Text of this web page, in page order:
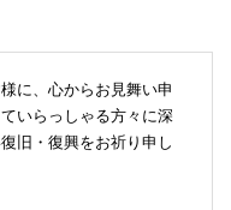
に、心からお見舞い申
いらっしゃる方々に深
旧・復興をお祈り申し